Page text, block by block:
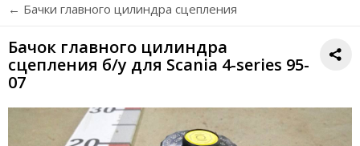
← Бачки главного цилиндра сцепления
Бачок главного цилиндра
сцепления б/у для Scania 4-series 95-
07